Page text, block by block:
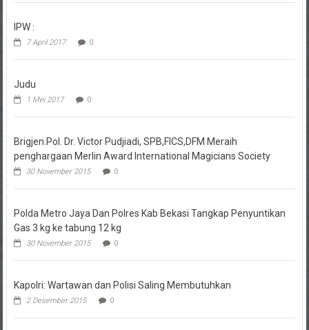
IPW :
7 April 2017 0
Judu
1 Mei 2017 0
Brigjen.Pol. Dr. Victor Pudjiadi, SPB,FICS,DFM Meraih
penghargaan Merlin Award International Magicians Society
30 November 2015 0
Polda Metro Jaya Dan Polres Kab Bekasi Tangkap Penyuntikan
Gas 3 kg ke tabung 12 kg
30 November 2015 0
Kapolri: Wartawan dan Polisi Saling Membutuhkan
2 Desember 2015 0